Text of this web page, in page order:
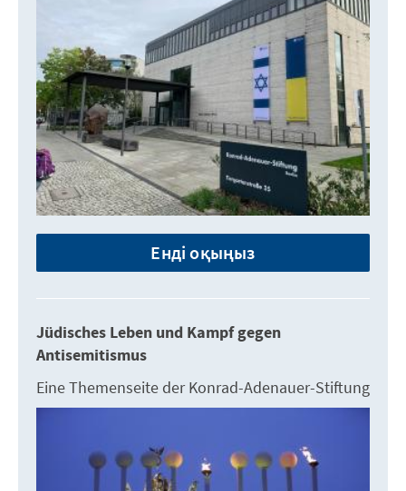
Енді оқыңыз
Jüdisches Leben und Kampf gegen
Antisemitismus
Eine Themenseite der Konrad-Adenauer-Stiftung